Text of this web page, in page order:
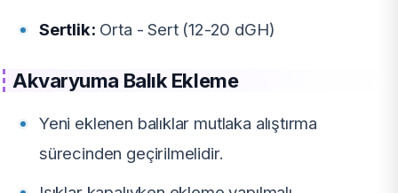
Sertlik: Orta - Sert (12-20 dGH)
Akvaryuma Balık Ekleme
Yeni eklenen balıklar mutlaka alıştırma
sürecinden geçirilmelidir.